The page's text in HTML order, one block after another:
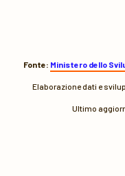
Fonte: Ministero dello
Elaborazione dati e
Ultimo